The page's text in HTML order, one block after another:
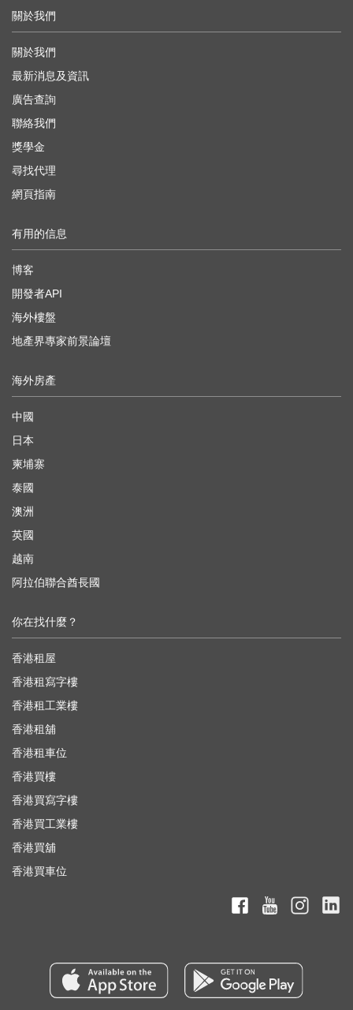
關於我們
關於我們
最新消息及資訊
廣告查詢
聯絡我們
獎學金
尋找代理
網頁指南
有用的信息
博客
開發者API
海外樓盤
地產界專家前景論壇
海外房產
中國
日本
柬埔寨
泰國
澳洲
英國
越南
阿拉伯聯合酋長國
你在找什麼？
香港租屋
香港租寫字樓
香港租工業樓
香港租舖
香港租車位
香港買樓
香港買寫字樓
香港買工業樓
香港買舖
香港買車位